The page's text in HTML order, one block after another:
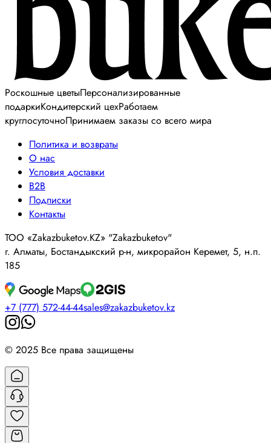
Роскошные цветыПерсонализированные
подаркиКондитерский цехРаботаем
круглосуточноПринимаем заказы со всего мира
Политика и возвраты
О нас
Условия доставки
B2B
Подписки
Контакты
ТОО «Zakazbuketov.KZ» "Zakazbuketov"
г. Алматы, Бостандыкский р-н, микрорайон Керемет, 5, н.п.
185
+7 (777) 572-44-44sales@zakazbuketov.kz
© 2025 Все права защищены